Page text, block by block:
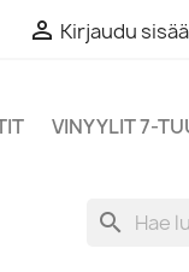
 Kirjaudu
VINYYLIT 7-
search